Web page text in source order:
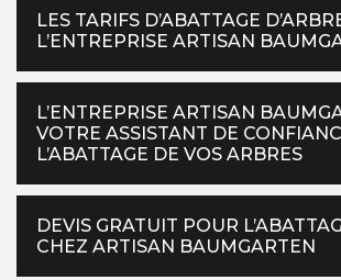
LES TARIFS D’ABATTAGE
L’ENTREPRISE ARTISAN
L’ENTREPRISE ARTISAN
VOTRE ASSISTANT DE
L’ABATTAGE DE VOS ARBRES
DEVIS GRATUIT POUR
CHEZ ARTISAN BAUMGARTEN